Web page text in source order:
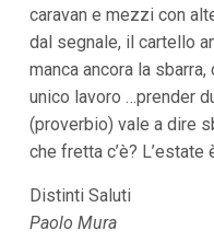
n
c
p
a
l
i
V
i
l
caravan e mezzi con
dal segnale, il cartello
manca ancora la
unico lavoro …prender
(proverbio) vale a dire
che fretta c’è? L’estate
Distinti Saluti
Paolo Mura